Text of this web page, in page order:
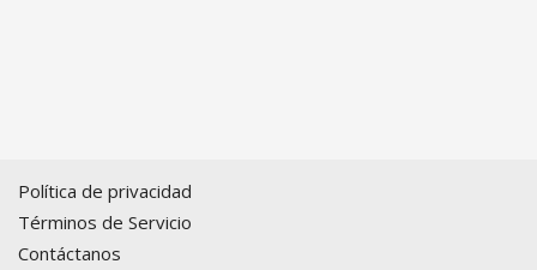
Política de privacidad
Términos de Servicio
Contáctanos